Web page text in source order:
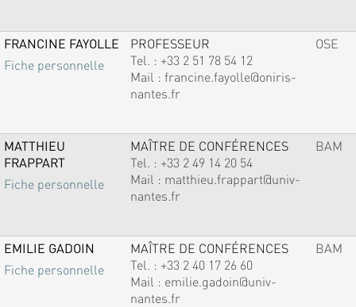
FRANCINE FAYOLLE
Fiche personnelle
PROFESSEUR
Tel. : +33 2 51 78 54 12
Mail : francine.fayolle@oniris-
nantes.fr
OSE
MATTHIEU
FRAPPART
Fiche personnelle
MAÎTRE DE CONFÉRENCES
Tel. : +33 2 49 14 20 54
Mail : matthieu.frappart@univ-
nantes.fr
BAM
EMILIE GADOIN
Fiche personnelle
MAÎTRE DE CONFÉRENCES
Tel. : +33 2 40 17 26 60
Mail : emilie.gadoin@univ-
nantes.fr
BAM